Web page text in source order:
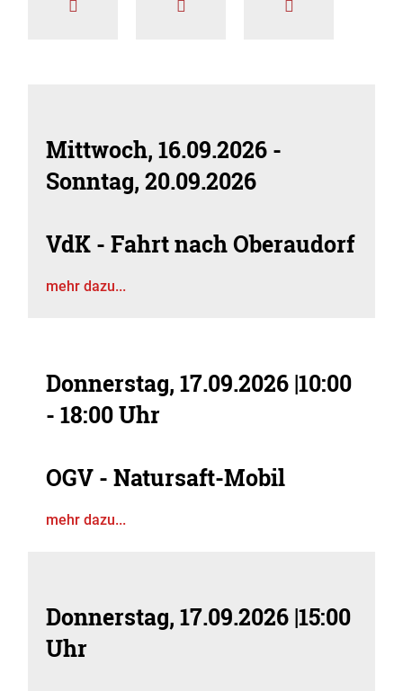
Mittwoch, 16.09.2026 -
Sonntag, 20.09.2026
VdK - Fahrt nach Oberaudorf
mehr dazu...
Donnerstag, 17.09.2026 |10:00
- 18:00 Uhr
OGV - Natursaft-Mobil
mehr dazu...
Donnerstag, 17.09.2026 |15:00
Uhr